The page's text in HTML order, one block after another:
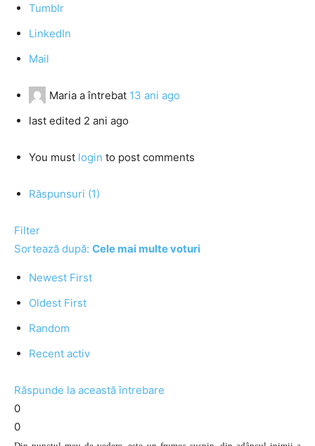
Tumblr
LinkedIn
Mail
Maria a întrebat 13 ani ago
last edited 2 ani ago
You must login to post comments
Răspunsuri (1)
Filter
Sortează după: Cele mai multe voturi
Newest First
Oldest First
Random
Recent activ
Răspunde la această întrebare
0
0